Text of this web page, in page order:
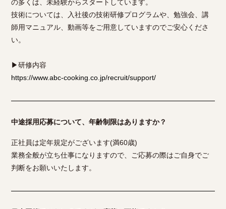
の多くは、未経験からスタートしています。
技術については、入社後の技術研修プログラムや、勉強会、講
師用マニュアル、動画等をご用意していますのでご安心くださ
い。
▶研修内容
https://www.abc-cooking.co.jp/recruit/support/
中途採用応募について、年齢制限はありますか？
正社員は定年規定がございます(満60歳)
業務全般が立ち仕事になりますので、ご応募の際はご自身でご
判断をお願いいたします。